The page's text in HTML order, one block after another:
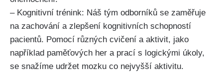
– Kognitivní trénink: Náš tým odborníků se zaměřuje
na zachování a zlepšení kognitivních schopností
pacientů. Pomocí různých cvičení a aktivit, jako
například paměťových her a prací s logickými úkoly,
se snažíme udržet mozku co nejvyšší aktivitu.